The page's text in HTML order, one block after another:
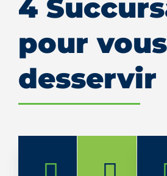
4
pour vous
desservir